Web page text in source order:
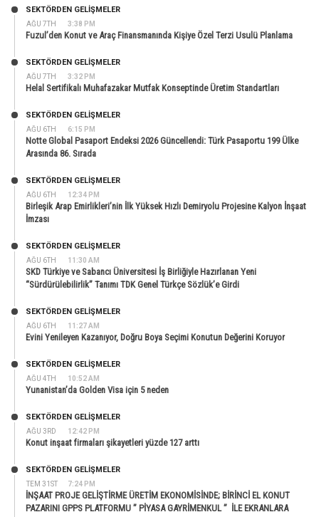
AĞU 7TH 3:38 PM
SEKTÖRDEN GELIŞMELER
Fuzul’den Konut ve Araç Finansmanında Kişiye Özel Terzi Usulü Planlama
AĞU 7TH 3:32 PM
SEKTÖRDEN GELIŞMELER
Helal Sertifikalı Muhafazakar Mutfak Konseptinde Üretim Standartları
AĞU 6TH 6:15 PM
SEKTÖRDEN GELIŞMELER
Notte Global Pasaport Endeksi 2026 Güncellendi: Türk Pasaportu 199 Ülke
Arasında 86. Sırada
AĞU 6TH 12:34 PM
SEKTÖRDEN GELIŞMELER
Birleşik Arap Emirlikleri’nin İlk Yüksek Hızlı Demiryolu Projesine Kalyon İnşaat
İmzası
AĞU 6TH 11:30 AM
SEKTÖRDEN GELIŞMELER
SKD Türkiye ve Sabancı Üniversitesi İş Birliğiyle Hazırlanan Yeni
“Sürdürülebilirlik” Tanımı TDK Genel Türkçe Sözlük’e Girdi
AĞU 6TH 11:27 AM
SEKTÖRDEN GELIŞMELER
Evini Yenileyen Kazanıyor, Doğru Boya Seçimi Konutun Değerini Koruyor
AĞU 4TH 10:52 AM
SEKTÖRDEN GELIŞMELER
Yunanistan’da Golden Visa için 5 neden
AĞU 3RD 12:42 PM
SEKTÖRDEN GELIŞMELER
Konut inşaat firmaları şikayetleri yüzde 127 arttı
TEM 31ST 7:24 PM
SEKTÖRDEN GELIŞMELER
İNŞAAT PROJE GELİŞTİRME ÜRETİM EKONOMİSİNDE; BİRİNCİ EL KONUT
PAZARINI GPPS PLATFORMU ” PİYASA GAYRİMENKUL ” İLE EKRANLARA